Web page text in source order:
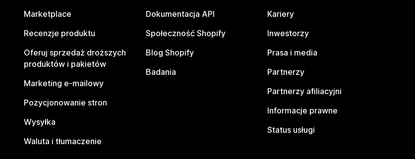
Marketplace
Recenzje produktu
Oferuj sprzedaż droższych
produktów i pakietów
Marketing e-mailowy
Pozycjonowanie stron
Wysyłka
Waluta i tłumaczenie
Dokumentacja API
Społeczność Shopify
Blog Shopify
Badania
Kariery
Inwestorzy
Prasa i media
Partnerzy
Partnerzy afiliacyjni
Informacje prawne
Status usługi